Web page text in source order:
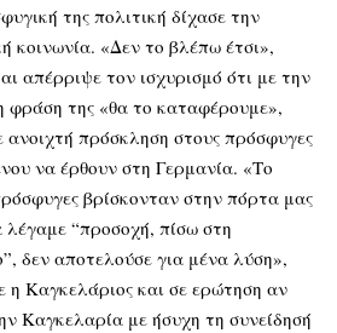
της πολιτική δίχασε την
κοινωνία. «Δεν το βλέπω έτσι»,
απέρριψε τον ισχυρισμό ότι με την
φράση της «θα το καταφέρουμε»,
ανοιχτή πρόσκληση στους πρόσφυγες
να έρθουν στη Γερμανία. «Το
βρίσκονταν στην πόρτα μας
λέγαμε “προσοχή, πίσω στη
δεν αποτελούσε για μένα λύση»,
η Καγκελάριος και σε ερώτηση αν
Καγκελαρία με ήσυχη τη συνείδησή